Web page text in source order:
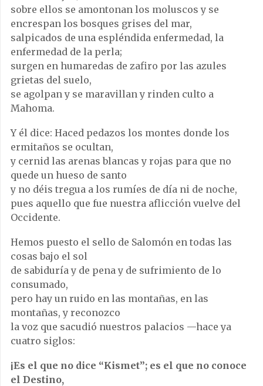
sobre ellos se amontonan los moluscos y se
encrespan los bosques grises del mar,
salpicados de una espléndida enfermedad, la
enfermedad de la perla;
surgen en humaredas de zafiro por las azules
grietas del suelo,
se agolpan y se maravillan y rinden culto a
Mahoma.
Y él dice: Haced pedazos los montes donde los
ermitaños se ocultan,
y cernid las arenas blancas y rojas para que no
quede un hueso de santo
y no déis tregua a los rumíes de día ni de noche,
pues aquello que fue nuestra aflicción vuelve del
Occidente.
Hemos puesto el sello de Salomón en todas las
cosas bajo el sol
de sabiduría y de pena y de sufrimiento de lo
consumado,
pero hay un ruido en las montañas, en las
montañas, y reconozco
la voz que sacudió nuestros palacios —hace ya
cuatro siglos:
¡Es el que no dice “Kismet”; es el que no conoce
el Destino,